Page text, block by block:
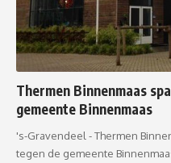
Thermen Binnenmaas
gemeente Binnenmaas
's-Gravendeel - Thermen
tegen de gemeente